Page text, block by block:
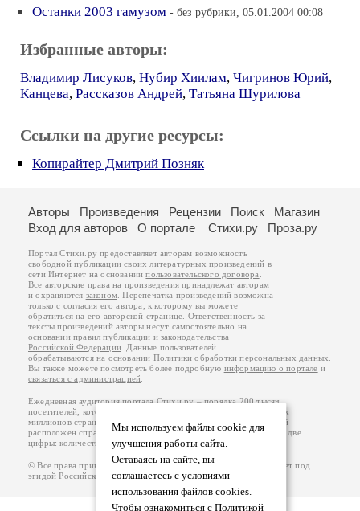
Останки 2003 гамузом - без рубрики, 05.01.2004 00:08
Избранные авторы:
Владимир Лисуков, Нубир Хиилам, Чигринов Юрий,
Канцева, Рассказов Андрей, Татьяна Шурилова
Ссылки на другие ресурсы:
Копирайтер Дмитрий Позняк
Мы используем файлы cookie для
улучшения работы сайта.
Оставаясь на сайте, вы
соглашаетесь с условиями
использования файлов cookies.
Чтобы ознакомиться с Политикой
Авторы Произведения Рецензии Поиск
Магазин
Вход для авторов
О портале Стихи.ру Проза.ру
Портал Стихи.ру предоставляет авторам возможность
свободной публикации своих литературных произведений в
сети Интернет на основаниипользовательского договора
Все авторские права на произведения принадлежат авторам
и охраняются законом . Перепечатка произведений возможна
только с согласия его автора, к которому вы можете
обратиться на его авторской странице. Ответственность за
тексты произведений авторы несут самостоятельно на
основанииправил публикации изаконодательства
Российской Федерации . Данные пользователей
обрабатываются на основании Политики обработки персональных данных
Вы также можете посмотреть более подробную информацию о портале и
связаться с администрацией
Ежедневная аудитория портала Стихи.ру – порядка 200 тысяч
посетителей, которые в общей сумме просматривают более двух
миллионов страниц по данным счетчика посещаемости, который
расположен справа от этого текста. В каждой графе указано по две
цифры: количество просмотров и количество посетителей.
© Все права принадлежат авторам, 2000-2026. Портал работает под
эгидойРоссийского союза писателей.18+